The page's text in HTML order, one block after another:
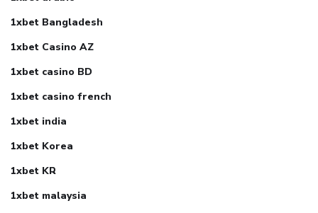
1xbet Bangladesh
1xbet Casino AZ
1xbet casino BD
1xbet casino french
1xbet india
1xbet Korea
1xbet KR
1xbet malaysia